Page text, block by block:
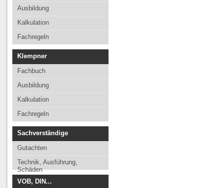
Ausbildung
Kalkulation
Fachregeln
Klempner
Fachbuch
Ausbildung
Kalkulation
Fachregeln
Sachverständige
Gutachten
Technik, Ausführung,
Schäden
VOB, DIN...